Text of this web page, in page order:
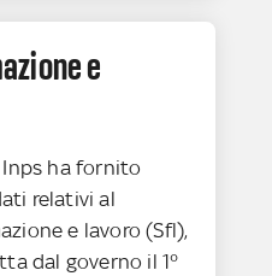
e
ha fornito
relativi al
e lavoro (Sfl),
dal governo il 1°